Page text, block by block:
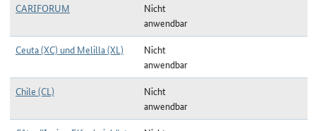
CARIFORUM
Nicht
anwendbar
Ceuta (XC) und Melilla (XL)
Nicht
anwendbar
Chile (CL)
Nicht
anwendbar